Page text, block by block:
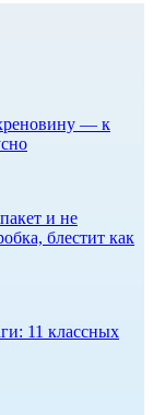
— к
и не
блестит как
11 классных